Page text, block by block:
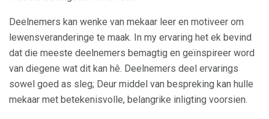
Deelnemers kan wenke van mekaar leer en motiveer om
lewensveranderinge te maak. In my ervaring het ek bevind
dat die meeste deelnemers bemagtig en geïnspireer word
van diegene wat dit kan hê. Deelnemers deel ervarings
sowel goed as sleg; Deur middel van bespreking kan hulle
mekaar met betekenisvolle, belangrike inligting voorsien.